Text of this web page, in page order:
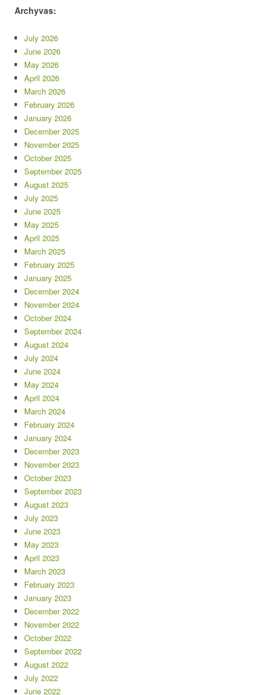
Archyvas:
July 2026
June 2026
May 2026
April 2026
March 2026
February 2026
January 2026
December 2025
November 2025
October 2025
September 2025
August 2025
July 2025
June 2025
May 2025
April 2025
March 2025
February 2025
January 2025
December 2024
November 2024
October 2024
September 2024
August 2024
July 2024
June 2024
May 2024
April 2024
March 2024
February 2024
January 2024
December 2023
November 2023
October 2023
September 2023
August 2023
July 2023
June 2023
May 2023
April 2023
March 2023
February 2023
January 2023
December 2022
November 2022
October 2022
September 2022
August 2022
July 2022
June 2022